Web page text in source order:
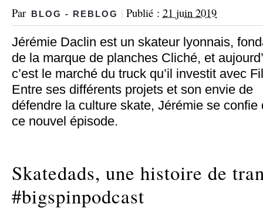
Par BLOG - REBLOG | Publié : 21 juin 2019
Jérémie Daclin est un skateur lyonnais,
de la marque de planches Cliché, et
c’est le marché du truck qu’il investit avec
Entre ses différents projets et son envie de
défendre la culture skate, Jérémie se confie
ce nouvel épisode.
Skatedads, une histoire de
#bigspinpodcast